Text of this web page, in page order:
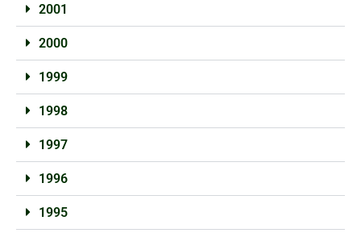
2001
2000
1999
1998
1997
1996
1995